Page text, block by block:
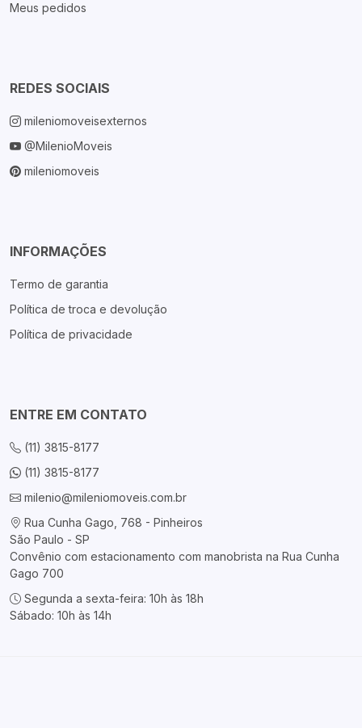
Meus pedidos
REDES SOCIAIS
mileniomoveisexternos
@MilenioMoveis
mileniomoveis
INFORMAÇÕES
Termo de garantia
Política de troca e devolução
Política de privacidade
ENTRE EM CONTATO
(11) 3815-8177
(11) 3815-8177
milenio@mileniomoveis.com.br
Rua Cunha Gago, 768 - Pinheiros
São Paulo - SP
Convênio com estacionamento com manobrista na Rua Cunha
Gago 700
Segunda a sexta-feira: 10h às 18h
Sábado: 10h às 14h